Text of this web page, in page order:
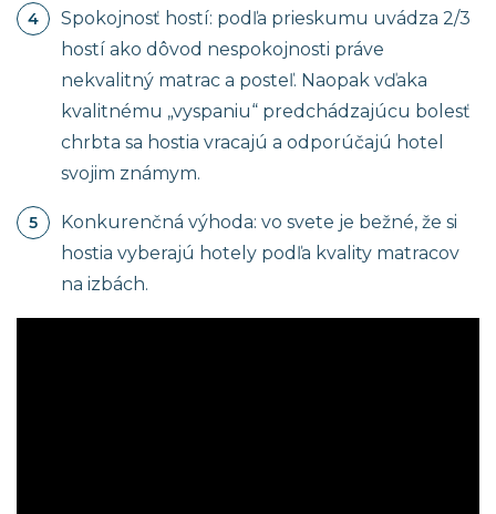
Spokojnosť hostí: podľa prieskumu uvádza 2/3
hostí ako dôvod nespokojnosti práve
nekvalitný matrac a posteľ. Naopak vďaka
kvalitnému „vyspaniu“ predchádzajúcu bolesť
chrbta sa hostia vracajú a odporúčajú hotel
svojim známym.
Konkurenčná výhoda: vo svete je bežné, že si
hostia vyberajú hotely podľa kvality matracov
na izbách.